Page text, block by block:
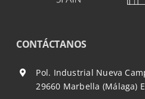
CONTÁCTANOS
Pol. Industrial Nueva
29660 Marbella (Málaga)